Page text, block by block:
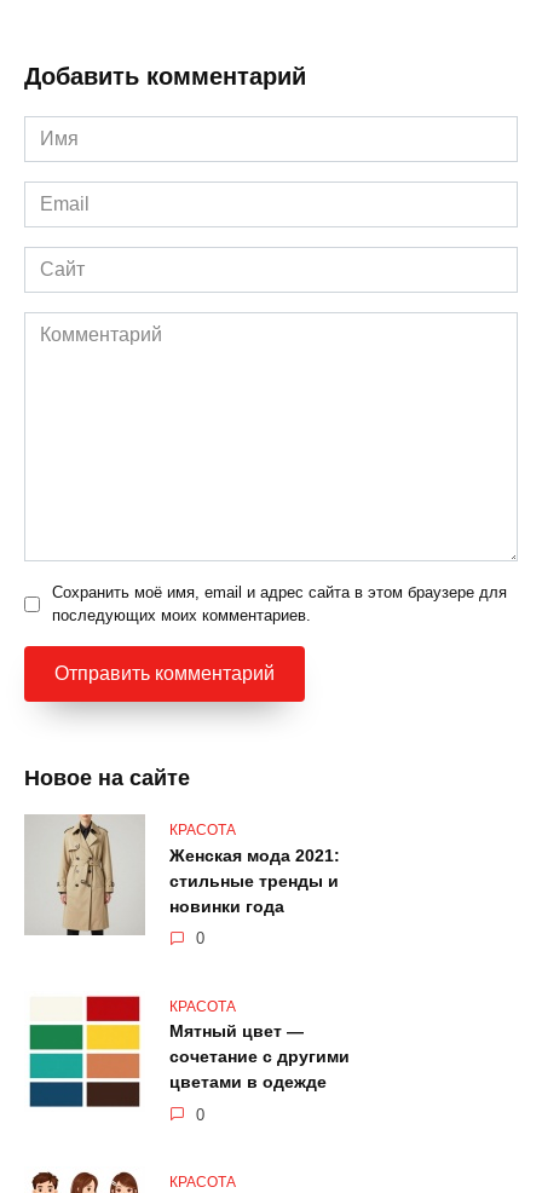
Добавить комментарий
Имя
*
Email
*
Сайт
Комментарий
Сохранить моё имя, email и адрес сайта в этом браузере для
последующих моих комментариев.
Новое на сайте
КРАСОТА
Женская мода 2021:
стильные тренды и
новинки года
0
КРАСОТА
Мятный цвет —
сочетание с другими
цветами в одежде
0
КРАСОТА